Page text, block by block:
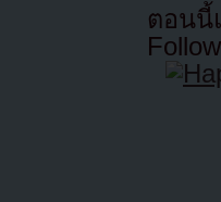
ตอนนี้